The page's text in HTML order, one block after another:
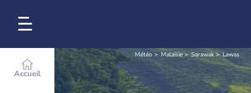
Accueil
Météo Malaisie Sarawak Lawas